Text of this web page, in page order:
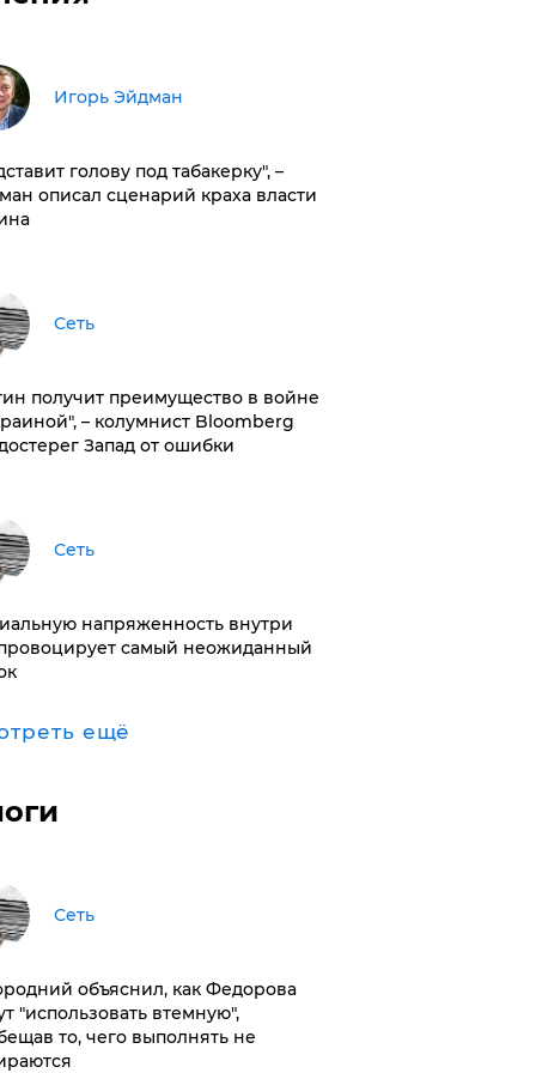
Игорь Эйдман
голову под табакерку", –
описал сценарий краха власти
Сеть
получит преимущество в войне
– колумнист Bloomberg
Запад от ошибки
Сеть
напряженность внутри
самый неожиданный
ещё
Сеть
объяснил, как Федорова
"использовать втемную",
то, чего выполнять не